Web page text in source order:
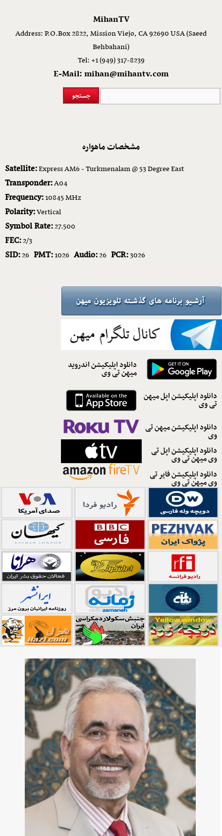
MihanTV
Address: P.O.Box 2822, Mission Viejo, CA 92690 USA (Saeed
Behbahani)
Tel: +1 (949) 317-8239
E-Mail: mihan@mihantv.com
مشخصات ماهواره
Satellite:Express AM6 - Turkmenalam @ 53 Degree East
Transponder:A04
Frequency:10845 MHz
Polarity:Vertical
Symbol Rate:27.500
FEC:2/3
SID:26 PMT:1026 Audio:26 PCR:3026
دانلود اپلیکیشن اندروید
میهن تی وی
دانلود اپلیکیشن اپل میهن
تی وی
دانلود اپلیکیشن میهن تی
وی
دانلود اپلیکیشن اپل تی
وی میهن تی وی
دانلود اپلیکیشن فایر تی
وی میهن تی وی